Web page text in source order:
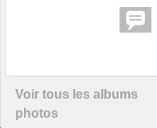
Voir tous les albums
photos